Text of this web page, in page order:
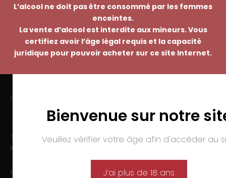
L’alcool ne doit pas être consommé par les femmes
enceintes.
La vente d’alcool est interdite aux mineurs. Vous
certifiez avoir l’âge légal requis et la capacité
juridique pour pouvoir acheter sur ce site Internet.
Bienvenue sur notre
Veuillez vérifier votre âge afin d'accéder au
J’ai plus de 18 ans
EMMANUEL NASTI
7 avenue Pierre Pflimlin – ZAC Espale
Tél. :
03 89 46 50 35
Mail :
Horaires d’ouverture :